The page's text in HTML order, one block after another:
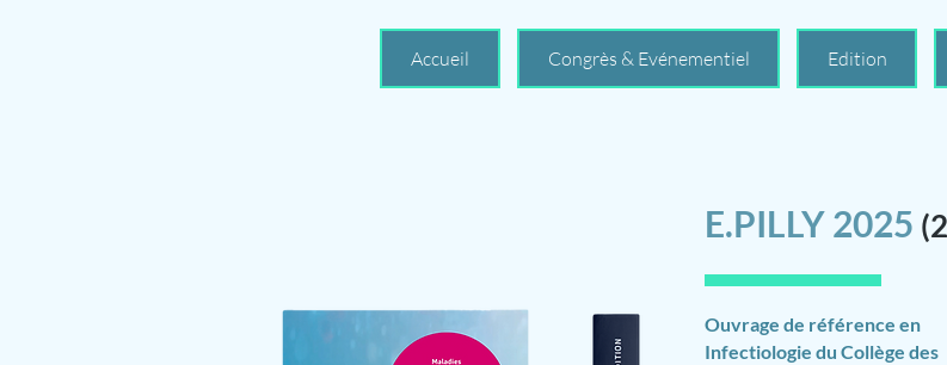
Accueil Congrès & Evénementiel Edition
E.PILLY 2025
Ouvrage de référence en
Infectiologie du Collège des